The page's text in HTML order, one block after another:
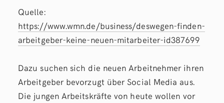
Quelle:
https://www.wmn.de/business/deswegen-finden-
arbeitgeber-keine-neuen-mitarbeiter-id387699
Dazu suchen sich die neuen Arbeitnehmer ihren
Arbeitgeber bevorzugt über Social Media aus.
Die jungen Arbeitskräfte von heute wollen vor